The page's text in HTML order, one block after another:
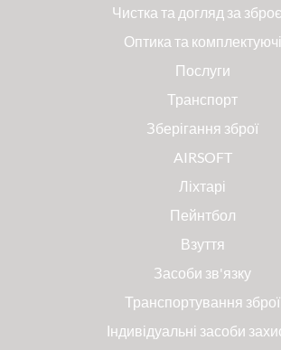
Чистка та догляд за
Оптика та комплектуючі
Послуги
Транспорт
Зберігання зброї
AIRSOFT
Ліхтарі
Пейнтбол
Взуття
Засоби зв'язку
Транспортування зброї
Індивідуальні засоби